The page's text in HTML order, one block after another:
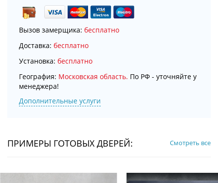
Вызов замерщика: бесплатно
Доставка: бесплатно
Установка: бесплатно
География: Московская область. По РФ - уточняйте у
менеджера!
Дополнительные услуги
ПРИМЕРЫ ГОТОВЫХ ДВЕРЕЙ: Смотреть все